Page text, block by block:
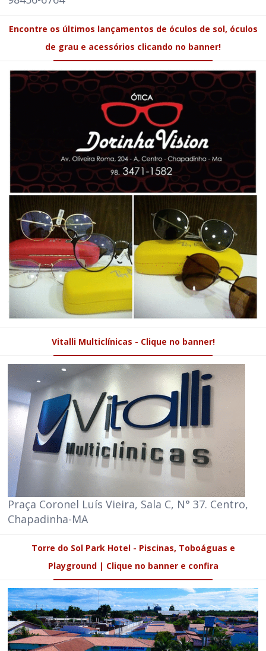
Encontre os últimos lançamentos de óculos de sol, óculos
de grau e acessórios clicando no banner!
Vitalli Multiclínicas - Clique no banner!
Praça Coronel Luís Vieira, Sala C, N° 37. Centro,
Chapadinha-MA
Torre do Sol Park Hotel - Piscinas, Toboáguas e
Playground | Clique no banner e confira